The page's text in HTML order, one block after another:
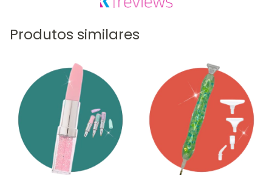
Produtos similares